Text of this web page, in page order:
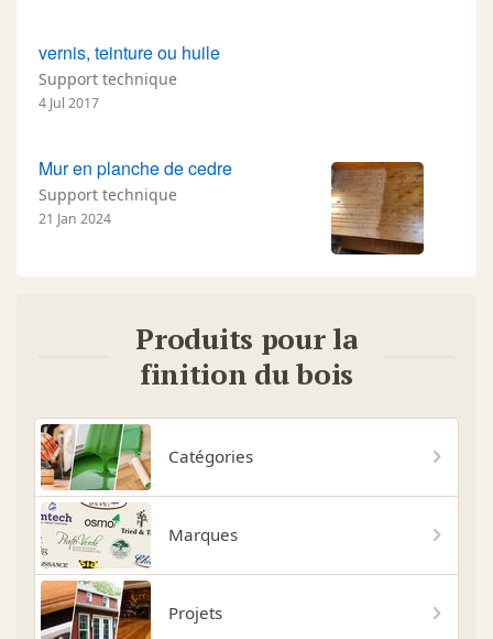
vernis, teinture ou huile
Support technique
4 Jul 2017
Mur en planche de cedre
Support technique
21 Jan 2024
Produits pour la
finition du bois
Catégories
Marques
Projets